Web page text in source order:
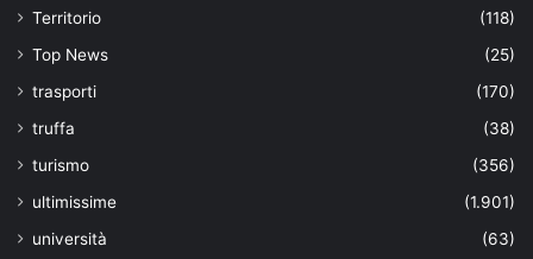
Territorio
(118)
Top News
(25)
trasporti
(170)
truffa
(38)
turismo
(356)
ultimissime
(1.901)
università
(63)